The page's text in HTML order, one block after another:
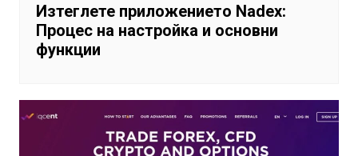
Изтеглете приложението Nadex:
Процес на настройка и основни
функции